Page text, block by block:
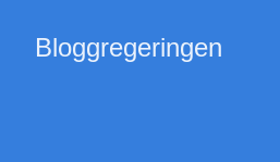
Bloggregeringen